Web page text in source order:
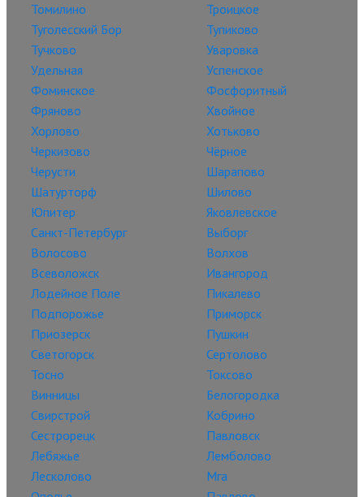
Томилино
Троицкое
Туголесский Бор
Тупиково
Тучково
Уваровка
Удельная
Успенское
Фоминское
Фосфоритный
Фряново
Хвойное
Хорлово
Хотьково
Черкизово
Чёрное
Черусти
Шарапово
Шатурторф
Шилово
Юпитер
Яковлевское
Санкт-Петербург
Выборг
Волосово
Волхов
Всеволожск
Ивангород
Лодейное Поле
Пикалево
Подпорожье
Приморск
Приозерск
Пушкин
Светогорск
Сертолово
Тосно
Токсово
Винницы
Белогородка
Свирстрой
Кобрино
Сестрорецк
Павловск
Лебяжье
Лемболово
Лесколово
Мга